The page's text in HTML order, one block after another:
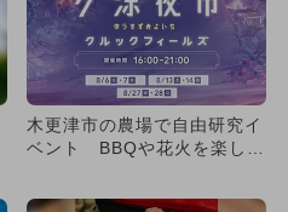
木更津市の農場で自由研究イ
ベント BBQや花火を楽しめ